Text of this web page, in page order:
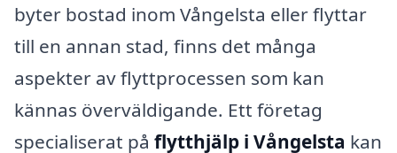
byter bostad inom Vångelsta eller flyttar
till en annan stad, finns det många
aspekter av flyttprocessen som kan
kännas överväldigande. Ett företag
specialiserat på flytthjälp i Vångelsta kan